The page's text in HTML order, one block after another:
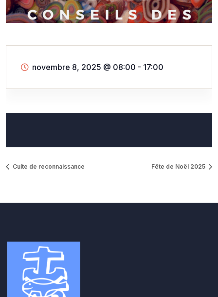
novembre 8, 2025 @ 08:00 - 17:00
Culte de reconnaissance Fête de Noël 2025